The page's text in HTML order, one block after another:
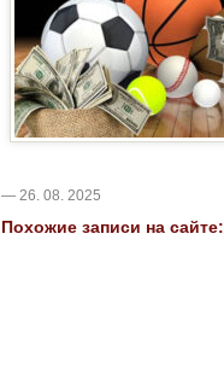
— 26. 08. 2025
Похожие записи на сайте: